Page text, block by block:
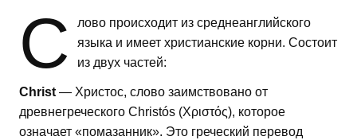
С
лово происходит из среднеанглийского
языка и имеет христианские корни. Состоит
из двух частей:
Christ — Христос, слово заимствовано от
древнегреческого Christós (Χριστός), которое
означает «помазанник». Это греческий перевод